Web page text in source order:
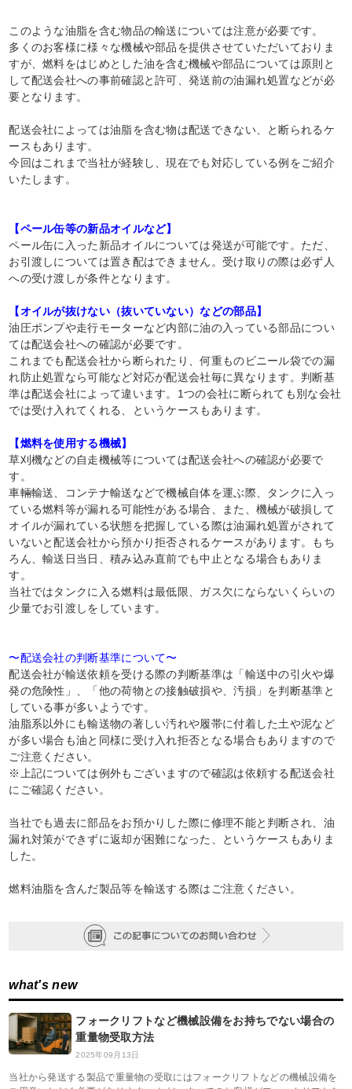
このような油脂を含む物品の輸送については注意が必要です。
多くのお客様に様々な機械や部品を提供させていただいておりま
すが、燃料をはじめとした油を含む機械や部品については原則と
して配送会社への事前確認と許可、発送前の油漏れ処置などが必
要となります。
配送会社によっては油脂を含む物は配送できない、と断られるケ
ースもあります。
今回はこれまで当社が経験し、現在でも対応している例をご紹介
いたします。
【ペール缶等の新品オイルなど】
ペール缶に入った新品オイルについては発送が可能です。ただ、
お引渡しについては置き配はできません。受け取りの際は必ず人
への受け渡しが条件となります。
【オイルが抜けない（抜いていない）などの部品】
油圧ポンプや走行モーターなど内部に油の入っている部品につい
ては配送会社への確認が必要です。
これまでも配送会社から断られたり、何重ものビニール袋での漏
れ防止処置なら可能など対応が配送会社毎に異なります。判断基
準は配送会社によって違います。1つの会社に断られても別な会社
では受け入れてくれる、というケースもあります。
【燃料を使用する機械】
草刈機などの自走機械等については配送会社への確認が必要で
す。
車輛輸送、コンテナ輸送などで機械自体を運ぶ際、タンクに入っ
ている燃料等が漏れる可能性がある場合、また、機械が破損して
オイルが漏れている状態を把握している際は油漏れ処置がされて
いないと配送会社から預かり拒否されるケースがあります。もち
ろん、輸送日当日、積み込み直前でも中止となる場合もありま
す。
当社ではタンクに入る燃料は最低限、ガス欠にならないくらいの
少量でお引渡しをしています。
〜配送会社の判断基準について〜
配送会社が輸送依頼を受ける際の判断基準は「輸送中の引火や爆
発の危険性」、「他の荷物との接触破損や、汚損」を判断基準と
している事が多いようです。
油脂系以外にも輸送物の著しい汚れや履帯に付着した土や泥など
が多い場合も油と同様に受け入れ拒否となる場合もありますので
ご注意ください。
※上記については例外もございますので確認は依頼する配送会社
にご確認ください。
当社でも過去に部品をお預かりした際に修理不能と判断され、油
漏れ対策ができずに返却が困難になった、というケースもありま
した。
燃料油脂を含んだ製品等を輸送する際はご注意ください。
what's new
フォークリフトなど機械設備をお持ちでない場合の
重量物受取方法
2025年09月13日
当社から発送する製品で重量物の受取にはフォークリフトなどの機械設備を